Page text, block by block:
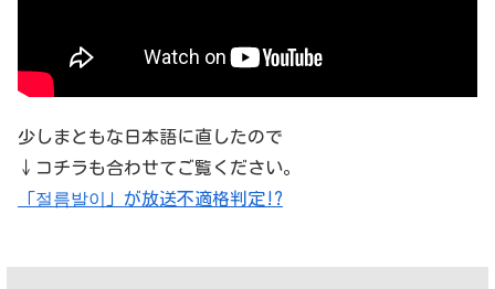
少しまともな日本語に直したので
↓コチラも合わせてご覧ください。
「절름발이」が放送不適格判定!?